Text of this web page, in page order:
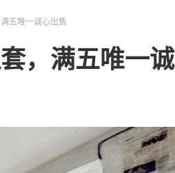
五唯一诚心出售
，满五唯一诚